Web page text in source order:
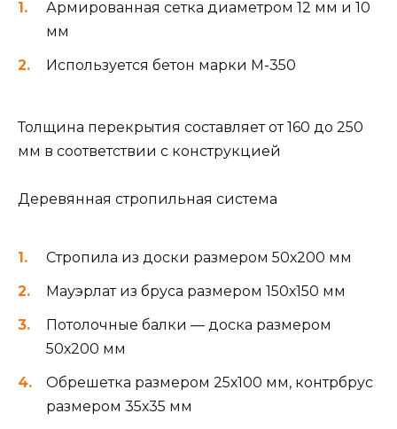
Армированная сетка диаметром 12 мм и 10
мм
Используется бетон марки М-350
Толщина перекрытия составляет от 160 до 250
мм в соответствии с конструкцией
Деревянная стропильная система
Стропила из доски размером 50х200 мм
Мауэрлат из бруса размером 150х150 мм
Потолочные балки — доска размером
50х200 мм
Обрешетка размером 25х100 мм, контрбрус
размером 35х35 мм